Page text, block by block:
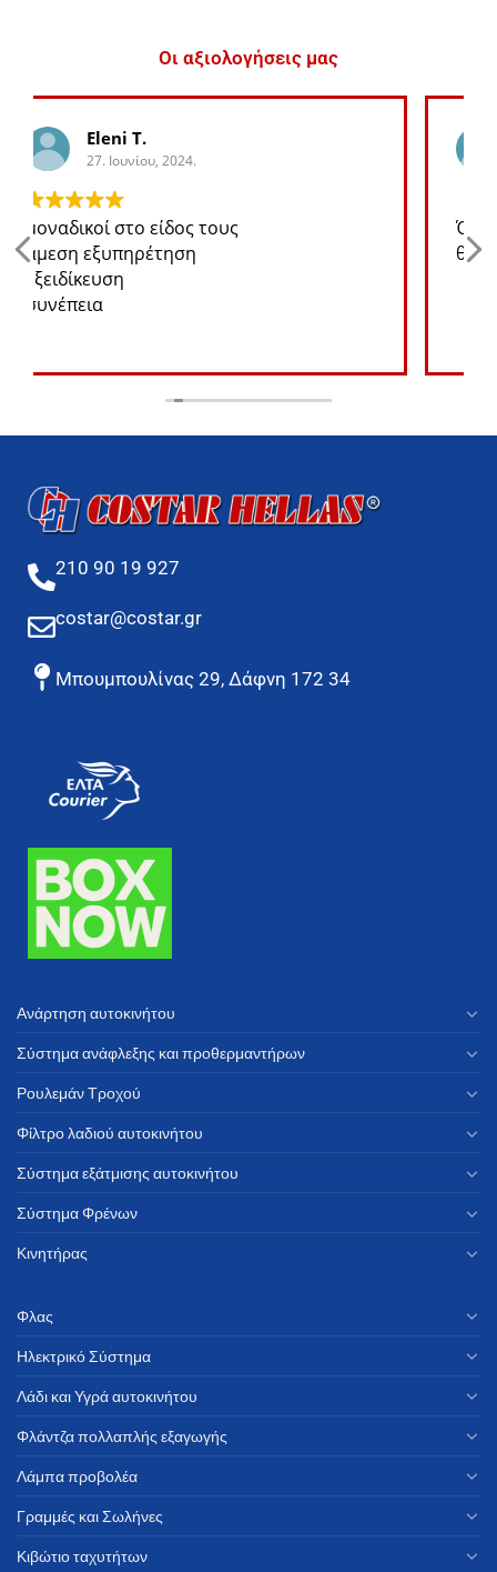
Οι αξιολογήσεις μας
George K.
27. Ιουνίου, 2024.
Ότι ανταλλακτικό χρειάζομαι για το jeep
θα το βρω σε καλή τιμή
210 90 19 927
costar@costar.gr
Μπουμπουλίνας 29, Δάφνη 172 34
Ανάρτηση αυτοκινήτου
Σύστημα ανάφλεξης και προθερμαντήρων
Ρουλεμάν Τροχού
Φίλτρο λαδιού αυτοκινήτου
Σύστημα εξάτμισης αυτοκινήτου
Σύστημα Φρένων
Κινητήρας
Φλας
Ηλεκτρικό Σύστημα
Λάδι και Υγρά αυτοκινήτου
Φλάντζα πολλαπλής εξαγωγής
Λάμπα προβολέα
Γραμμές και Σωλήνες
Κιβώτιο ταχυτήτων